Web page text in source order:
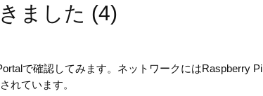
ました (4)
で確認してみます。ネットワークにはRaspberry Pi
れています。